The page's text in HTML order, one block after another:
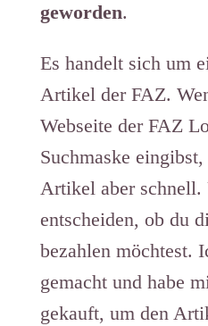
geworden.
Es handelt sich um
Artikel der FAZ.
Webseite der FAZ
Suchmaske
Artikel aber schnell.
entscheiden, ob du
bezahlen möchtest.
gemacht und habe
gekauft, um den